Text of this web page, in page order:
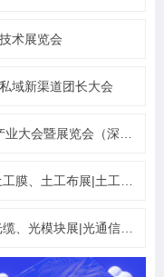
术展览会
域新渠道团长大会
会暨展览会（深圳）
工合成材料仪器、设备展览会
块展|光通信设备展览会